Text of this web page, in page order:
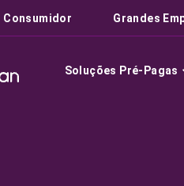
Consumidor Grandes
Soluções Pré-Pagas